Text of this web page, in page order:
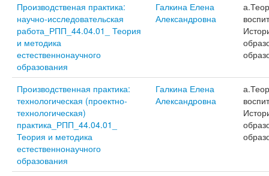
Производственая практика:
научно-исследовательская
работа_РПП_44.04.01_ Теория
и методика
естественнонаучного
образования
Галкина Елена
Александровна
Производственная практика:
технологическая (проектно-
технологическая)
практика_РПП_44.04.01_
Теория и методика
естественнонаучного
образования
Галкина Елена
Александровна